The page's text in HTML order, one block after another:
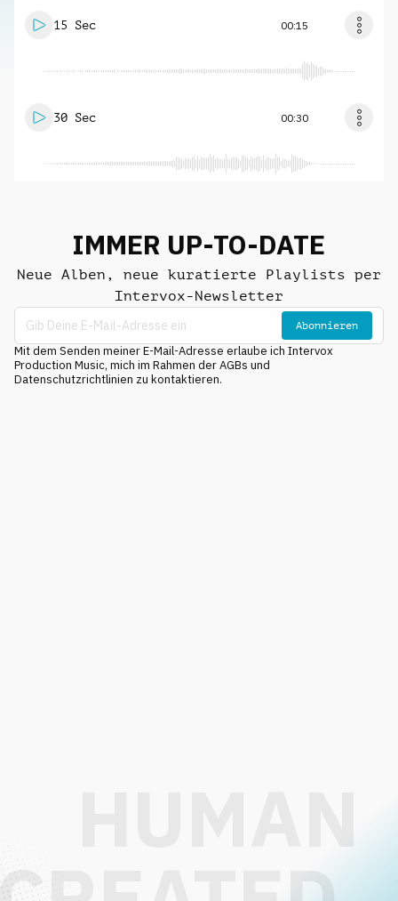
15 Sec 00:15
30 Sec 00:30
IMMER UP-TO-DATE
Neue Alben, neue kuratierte Playlists per
Intervox-Newsletter
Abonnieren
Mit dem Senden meiner E-Mail-Adresse erlaube ich Intervox
Production Music, mich im Rahmen der AGBs und
Datenschutzrichtlinien zu kontaktieren.